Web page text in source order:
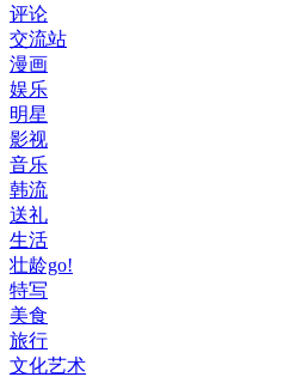
评论
交流站
漫画
娱乐
明星
影视
音乐
韩流
送礼
生活
壮龄go!
特写
美食
旅行
文化艺术